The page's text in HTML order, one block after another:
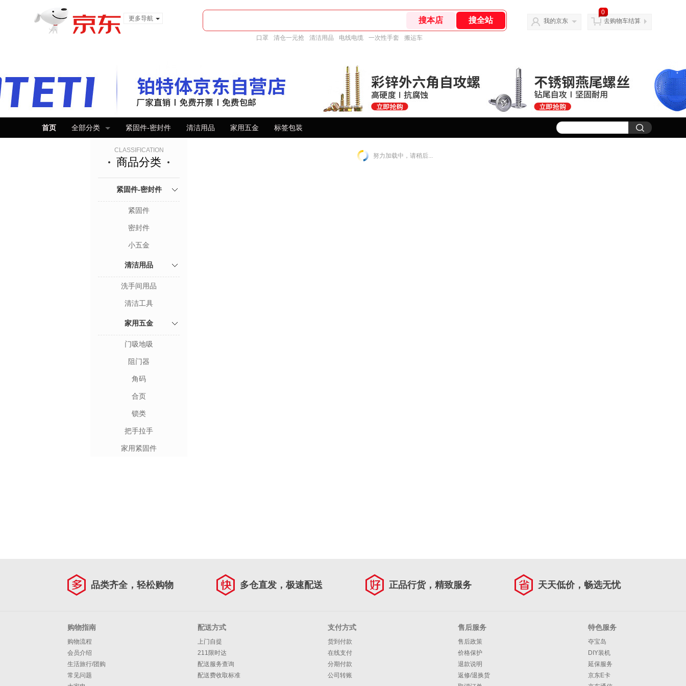
更多导航
口罩 清仓一元抢 清洁用品 电线电缆 一次性手套 搬运车
我的京东
0
去购物车结算
首页 全部分类 紧固件-密封件 清洁用品 家用五金 标签包装
CLASSIFICATION
商品分类
紧固件-密封件
紧固件
密封件
小五金
清洁用品
洗手间用品
清洁工具
家用五金
门吸地吸
阻门器
角码
合页
锁类
把手拉手
家用紧固件
努力加载中，请稍后...
品类齐全，轻松购物 多仓直发，极速配送 正品行货，精致服务 天天低价，畅选无忧
购物指南
购物流程
会员介绍
生活旅行/团购
常见问题
配送方式
上门自提
211限时达
配送服务查询
配送费收取标准
支付方式
货到付款
在线支付
分期付款
公司转账
售后服务
售后政策
价格保护
退款说明
返修/退换货
特色服务
夺宝岛
DIY装机
延保服务
京东E卡